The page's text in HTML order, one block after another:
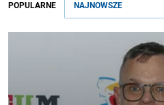
POPULARNE NAJNOWSZE